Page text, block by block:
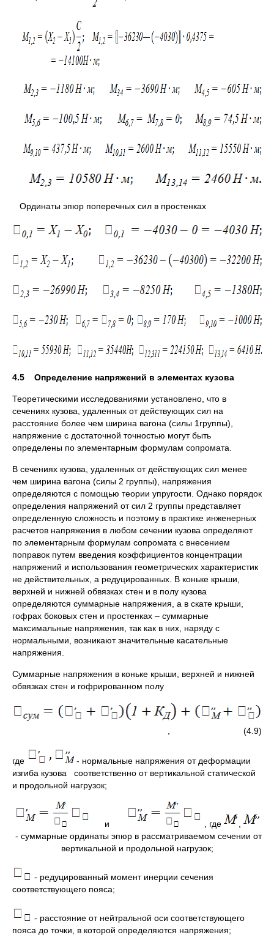
Ординаты эпюр поперечных сил в простенках
4.5 Определение напряжений в элементах кузова
Теоретическими исследованиями установлено, что в
сечениях кузова, удаленных от действующих сил на
расстояние более чем ширина вагона (силы 1группы),
напряжение с достаточной точностью могут быть
определены по элементарным формулам сопромата.
В сечениях кузова, удаленных от действующих сил менее
чем ширина вагона (силы 2 группы), напряжения
определяются с помощью теории упругости. Однако порядок
определения напряжений от сил 2 группы представляет
определенную сложность и поэтому в практике инженерных
расчетов напряжения в любом сечении кузова определяют
по элементарным формулам сопромата с внесением
поправок путем введения коэффициентов концентрации
напряжений и использования геометрических характеристик
не действительных, а редуцированных. В коньке крыши,
верхней и нижней обвязках стен и в полу кузова
определяются суммарные напряжения, а в скате крыши,
гофрах боковых стен и простенках – суммарные
максимальные напряжения, так как в них, наряду с
нормальными, возникают значительные касательные
напряжения.
Суммарные напряжения в коньке крыши, верхней и нижней
обвязках стен и гофрированном полу
, (4.9)
где
- нормальные напряжения от деформации
изгиба кузова соответственно от вертикальной статической
и продольной нагрузок;
и , где
- суммарные ординаты эпюр в рассматриваемом сечении от
вертикальной и продольной нагрузок;
- редуцированный момент инерции сечения
соответствующего пояса;
- расстояние от нейтральной оси соответствующего
пояса до точки, в которой определяются напряжения;